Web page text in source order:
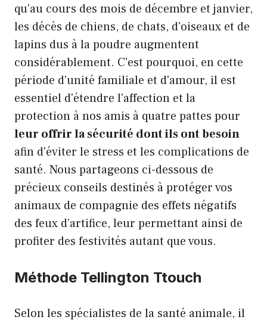
qu'au cours des mois de décembre et janvier,
les décès de chiens, de chats, d'oiseaux et de
lapins dus à la poudre augmentent
considérablement. C'est pourquoi, en cette
période d'unité familiale et d'amour, il est
essentiel d'étendre l'affection et la
protection à nos amis à quatre pattes pour
leur offrir la sécurité dont ils ont besoin
afin d'éviter le stress et les complications de
santé. Nous partageons ci-dessous de
précieux conseils destinés à protéger vos
animaux de compagnie des effets négatifs
des feux d’artifice, leur permettant ainsi de
profiter des festivités autant que vous.
Méthode Tellington Ttouch
Selon les spécialistes de la santé animale, il